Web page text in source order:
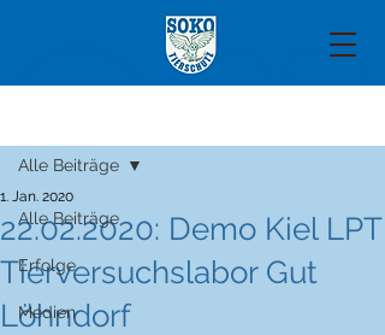
Alle Beiträge
Erfolge
Medien
Alle Beiträge
22.02.2020: Demo Kiel LPT
Tierversuchslabor Gut
Löhndorf
1. Jan. 2020